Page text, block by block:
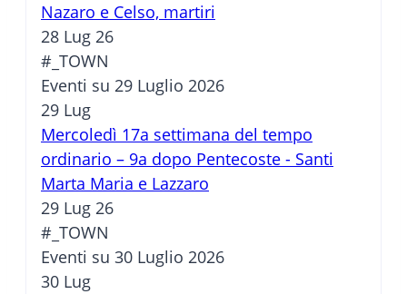
Nazaro e Celso, martiri
28 Lug 26
#_TOWN
Eventi su 29 Luglio 2026
29 Lug
Mercoledì 17a settimana del tempo
ordinario – 9a dopo Pentecoste - Santi
Marta Maria e Lazzaro
29 Lug 26
#_TOWN
Eventi su 30 Luglio 2026
30 Lug